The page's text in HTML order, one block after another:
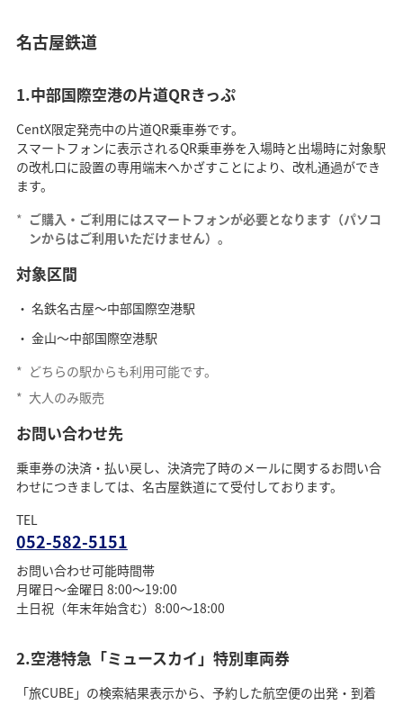
名古屋鉄道
1.中部国際空港の片道QRきっぷ
CentX限定発売中の片道QR乗車券です。
スマートフォンに表示されるQR乗車券を入場時と出場時に対象駅
の改札口に設置の専用端末へかざすことにより、改札通過ができ
ます。
* ご購入・ご利用にはスマートフォンが必要となります（パソコ
ンからはご利用いただけません）。
対象区間
名鉄名古屋～中部国際空港駅
金山～中部国際空港駅
* どちらの駅からも利用可能です。
* 大人のみ販売
お問い合わせ先
乗車券の決済・払い戻し、決済完了時のメールに関するお問い合
わせにつきましては、名古屋鉄道にて受付しております。
TEL
052-582-5151
お問い合わせ可能時間帯
月曜日～金曜日 8:00～19:00
土日祝（年末年始含む）8:00～18:00
2.空港特急「ミュースカイ」特別車両券
「旅CUBE」の検索結果表示から、予約した航空便の出発・到着